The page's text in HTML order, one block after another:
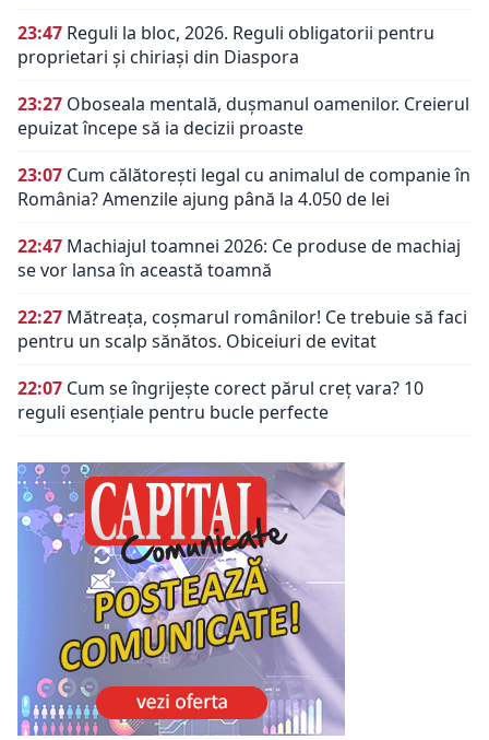
23:47 Reguli la bloc, 2026. Reguli obligatorii pentru
proprietari și chiriași din Diaspora
23:27 Oboseala mentală, dușmanul oamenilor. Creierul
epuizat începe să ia decizii proaste
23:07 Cum călătorești legal cu animalul de companie în
România? Amenzile ajung până la 4.050 de lei
22:47 Machiajul toamnei 2026: Ce produse de machiaj
se vor lansa în această toamnă
22:27 Mătreața, coșmarul românilor! Ce trebuie să faci
pentru un scalp sănătos. Obiceiuri de evitat
22:07 Cum se îngrijește corect părul creț vara? 10
reguli esențiale pentru bucle perfecte